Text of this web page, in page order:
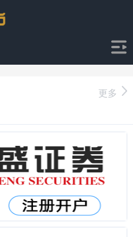
更多